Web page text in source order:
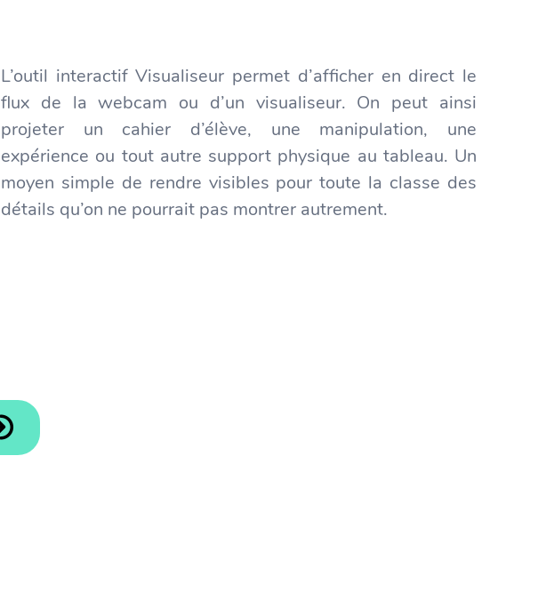
L’outil interactif Visualiseur permet d’afficher en direct le
flux de la webcam ou d’un visualiseur. On peut ainsi
projeter un cahier d’élève, une manipulation, une
expérience ou tout autre support physique au tableau. Un
moyen simple de rendre visibles pour toute la classe des
détails qu’on ne pourrait pas montrer autrement.